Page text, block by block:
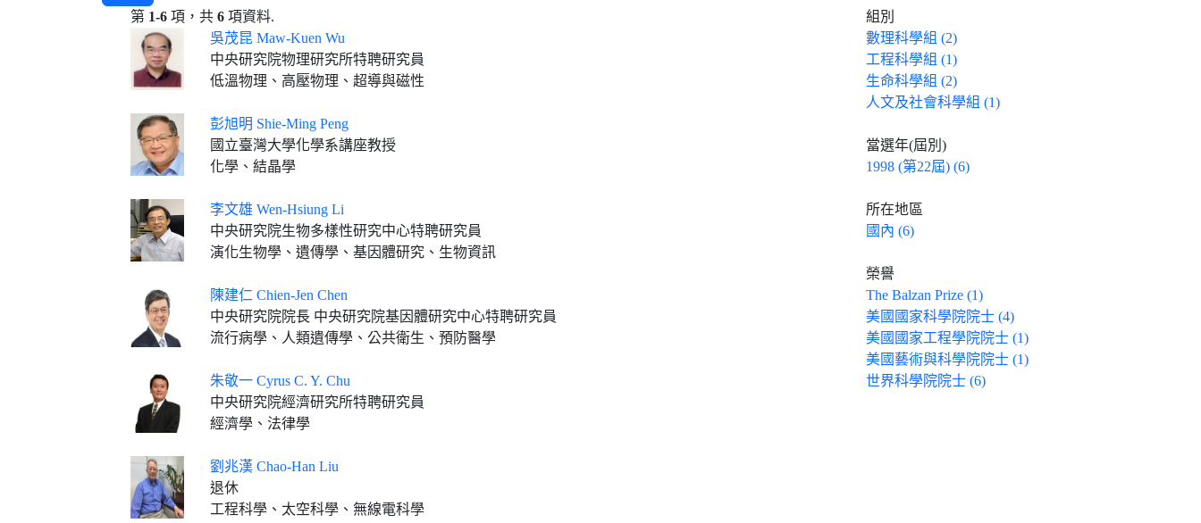
第 1-6 項，共 6 項資料.
吳茂昆 Maw-Kuen Wu
中央研究院物理研究所特聘研究員
低溫物理、高壓物理、超導與磁性
彭旭明 Shie-Ming Peng
國立臺灣大學化學系講座教授
化學、結晶學
李文雄 Wen-Hsiung Li
中央研究院生物多樣性研究中心特聘研究員
演化生物學、遺傳學、基因體研究、生物資訊
陳建仁 Chien-Jen Chen
中央研究院院長 中央研究院基因體研究中心特聘研究員
流行病學、人類遺傳學、公共衛生、預防醫學
朱敬一 Cyrus C. Y. Chu
中央研究院經濟研究所特聘研究員
經濟學、法律學
劉兆漢 Chao-Han Liu
退休
工程科學、太空科學、無線電科學
組別
數理科學組 (2)
工程科學組 (1)
生命科學組 (2)
人文及社會科學組 (1)
當選年(屆別)
1998 (第22屆) (6)
所在地區
國內 (6)
榮譽
The Balzan Prize (1)
美國國家科學院院士 (4)
美國國家工程學院院士 (1)
美國藝術與科學院院士 (1)
世界科學院院士 (6)